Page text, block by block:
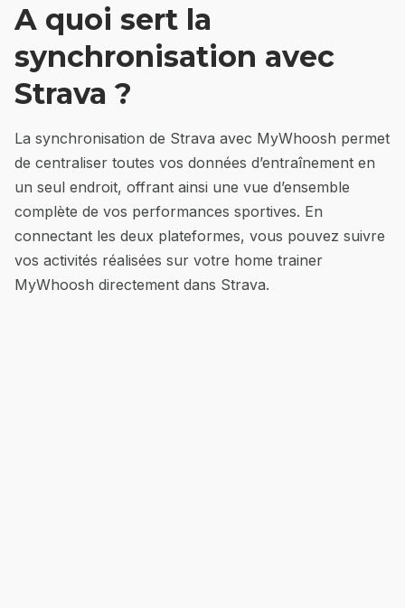
A quoi sert la
synchronisation avec
Strava ?
La synchronisation de Strava avec MyWhoosh permet
de centraliser toutes vos données d’entraînement en
un seul endroit, offrant ainsi une vue d’ensemble
complète de vos performances sportives. En
connectant les deux plateformes, vous pouvez suivre
vos activités réalisées sur votre home trainer
MyWhoosh directement dans Strava.